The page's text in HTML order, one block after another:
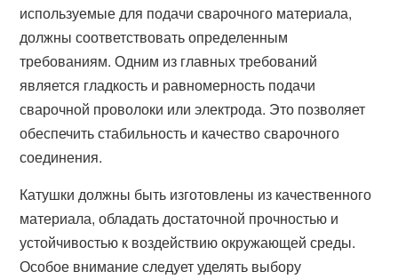
используемые для подачи сварочного материала,
должны соответствовать определенным
требованиям. Одним из главных требований
является гладкость и равномерность подачи
сварочной проволоки или электрода. Это позволяет
обеспечить стабильность и качество сварочного
соединения.
Катушки должны быть изготовлены из качественного
материала, обладать достаточной прочностью и
устойчивостью к воздействию окружающей среды.
Особое внимание следует уделять выбору